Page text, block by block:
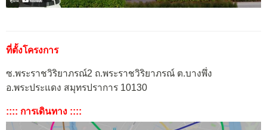
ที่ตั้งโครงการ
ซ.พระราชวิริยาภรณ์2 ถ.พระราชวิริยาภรณ์ ต.บางพึ่ง
อ.พระประแดง สมุทรปราการ 10130
:::: การเดินทาง ::::